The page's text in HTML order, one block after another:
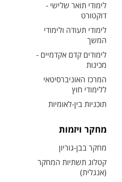
לימודי תואר שלישי -
דוקטורט
לימודי תעודה ולימודי
המשך
לימודים קדם אקדמיים -
מכינות
המרכז האוניברסיטאי
ללימודי חוץ
תוכניות בין-לאומיות
מחקר ויזמות
מחקר בבן-גוריון
קטלוג תשתיות המחקר
(אנגלית)